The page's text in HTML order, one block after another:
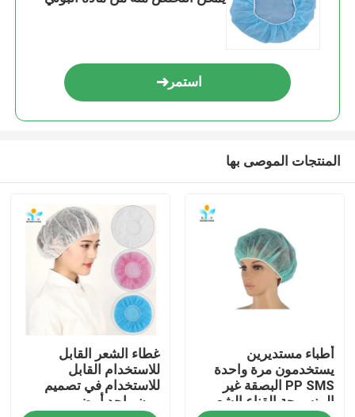
مسكن
استمر
المنتجات الموصى بها
أطباء مستديرين
يستخدمون مرة واحدة
PP SMS البصقة غير
المنسوجة القناع الشعر
غطاء الشعر القابل
للاستخدام القابل
للاستخدام في تصميم
مرن واحد أبيض